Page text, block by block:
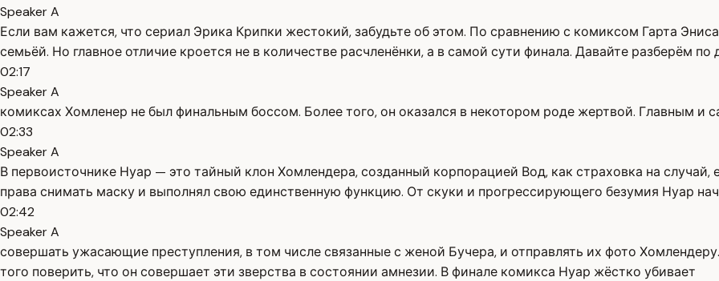
Speaker A
Если вам кажется, что сериал Эрика Крипки жестокий, забудьте об этом. По сравнению с комиксом Гарта
семьёй. Но главное отличие кроется не в количестве расчленёнки, а в самой сути финала. Давайте разберём по
02:17
Speaker A
комиксах Хомленер не был финальным боссом. Более того, он оказался в некотором роде жертвой. Главным
02:33
Speaker A
В первоисточнике Нуар — это тайный клон Хомлендера, созданный корпорацией Вод, как страховка на
права снимать маску и выполнял свою единственную функцию. От скуки и прогрессирующего безумия Нуар
02:42
Speaker A
совершать ужасающие преступления, в том числе связанные с женой Бучера, и отправлять их фото
того поверить, что он совершает эти зверства в состоянии амнезии. В финале комикса Нуар жёстко убивает